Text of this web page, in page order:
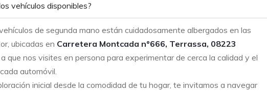
vehículos disponibles?
de segunda mano están cuidadosamente albergados en las
ubicadas en Carretera Montcada nº666, Terrassa, 08223
que nos visites en persona para experimentar de cerca la calidad y el
automóvil.
inicial desde la comodidad de tu hogar, te invitamos a navegar